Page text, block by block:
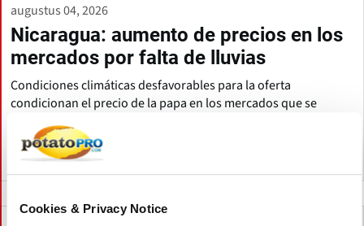
Cookies & Privacy Notice
augustus 04, 2026
Nicaragua: aumento de precios en los
mercados por falta de lluvias
Condiciones climáticas desfavorables para la oferta
condicionan el precio de la papa en los mercados que se
dispara más de un 50% en apenas una semana.
Nicaragua